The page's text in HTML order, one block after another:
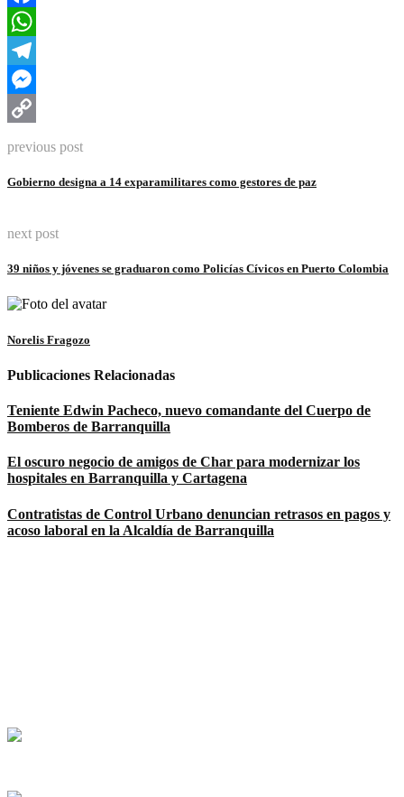
Facebook
WhatsApp
Telegram
Messenger
previous post
Gobierno designa a 14 exparamilitares como gestores de paz
next post
39 niños y jóvenes se graduaron como Policías Cívicos en Puerto Colombia
Norelis Fragozo
Publicaciones Relacionadas
Teniente Edwin Pacheco, nuevo comandante del Cuerpo de
Bomberos de Barranquilla
El oscuro negocio de amigos de Char para modernizar los
hospitales en Barranquilla y Cartagena
Contratistas de Control Urbano denuncian retrasos en pagos y
acoso laboral en la Alcaldía de Barranquilla